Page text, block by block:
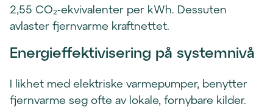
2,55 CO₂-ekvivalenter per kWh. Dessuten
avlaster fjernvarme kraftnettet.
Energieffektivisering på systemnivå
I likhet med elektriske varmepumper, benytter
fjernvarme seg ofte av lokale, fornybare kilder.